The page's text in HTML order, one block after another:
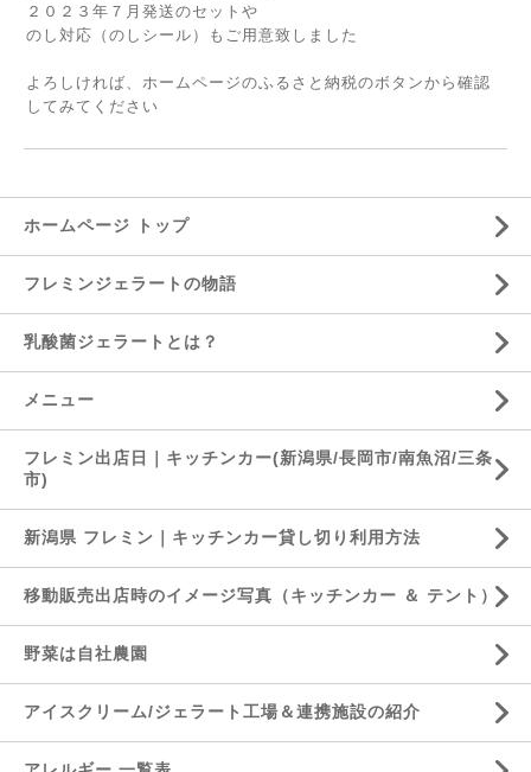
２０２３年７月発送のセットや
のし対応（のしシール）もご用意致しました
よろしければ、ホームページのふるさと納税のボタンから確認
してみてください
ホームページ トップ
フレミンジェラートの物語
乳酸菌ジェラートとは？
メニュー
フレミン出店日｜キッチンカー(新潟県/長岡市/南魚沼/三条
市)
新潟県 フレミン｜キッチンカー貸し切り利用方法
移動販売出店時のイメージ写真（キッチンカー ＆ テント）
野菜は自社農園
アイスクリーム/ジェラート工場＆連携施設の紹介